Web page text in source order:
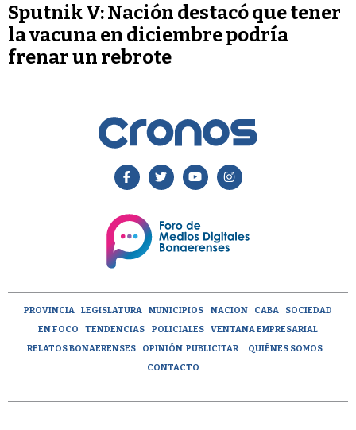
Sputnik V: Nación destacó que tener
la vacuna en diciembre podría
frenar un rebrote
PROVINCIA LEGISLATURA MUNICIPIOS NACION CABA
SOCIEDAD
EN FOCO
TENDENCIAS POLICIALES
VENTANA EMPRESARIAL
RELATOS BONAERENSES
OPINIÓN PUBLICITAR
QUIÉNES SOMOS
CONTACTO